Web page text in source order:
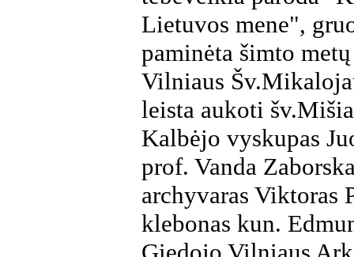
Lietuvos mene",
paminėta šimto
Vilniaus
leista aukoti
Kalbėjo vyskupas
prof. Vanda
archyvaras Viktoras
klebonas kun.